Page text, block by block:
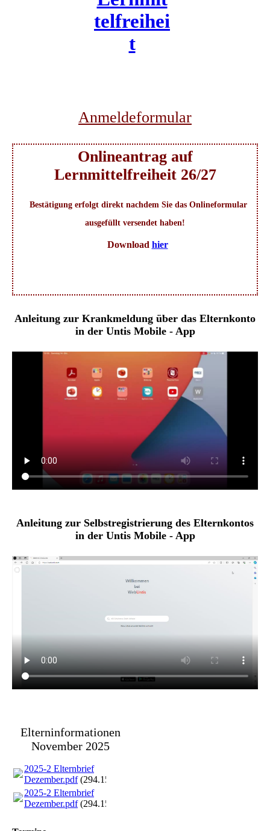
telfreihei
t
Anmeldeformular
Onlineantrag auf
Lernmittelfreiheit 26/27
Bestätigung erfolgt direkt nachdem Sie das Onlineformular
ausgefüllt versendet haben!
Download hier
Anleitung zur Krankmeldung über das Elternkonto
in der Untis Mobile - App
Anleitung zur Selbstregistrierung des Elternkontos
in der Untis Mobile - App
Elterninformationen
November 2025
2025-2 Elternbrief
Dezember.pdf(294.15KB)
2025-2 Elternbrief
Dezember.pdf(294.15KB)